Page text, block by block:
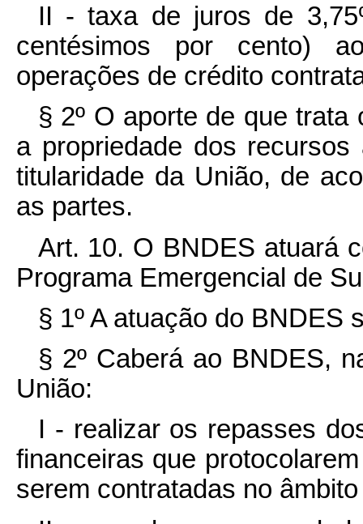
II - taxa de juros de
centésimos por cento)
operações de crédito
§ 2º O aporte de que
a propriedade dos
titularidade da União, de
as partes.
Art. 10. O BNDES atuará
Programa Emergencial de
§ 1º A atuação do BNDES
§ 2º Caberá ao BNDES,
União:
I - realizar os repasses
financeiras que
serem contratadas no